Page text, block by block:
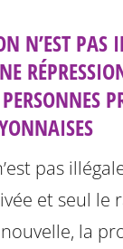
N’EST PAS
pas
et seul le
la